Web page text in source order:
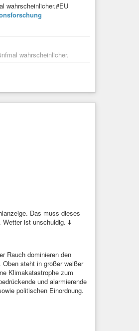
wahrscheinlicher.#EU
wahrscheinlicher.
Das muss dieses
Wetter ist unschuldig. ⬇️
Rauch dominieren den
steht in großer weißer
Klimakatastrophe zum
und alarmierende
politischen Einordnung.